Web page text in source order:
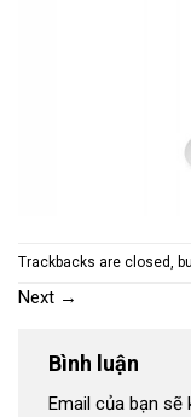
Trackbacks are closed,
Next →
Bình luận
Email của bạn